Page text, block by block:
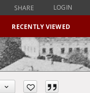
SHARE LOGIN
RECENTLY VIEWED